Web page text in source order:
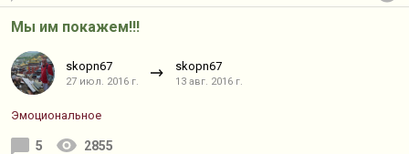
Мы им покажем!!!
skopn67
27 июл. 2016 г.
skopn67
13 авг. 2016 г.
Эмоциональное
5 2855